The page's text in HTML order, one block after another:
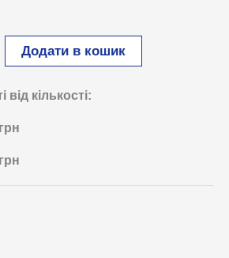
Додати в кошик
від кількості:
грн
грн